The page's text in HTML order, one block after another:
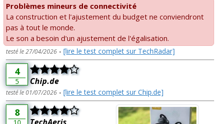
Problèmes mineurs de connectivité
La construction et l'ajustement du budget ne conviendront
pas à tout le monde.
Le son a besoin d'un ajustement de l'égalisation.
testé le 27/04/2026 - [lire le test complet sur TechRadar]
4
5 Chip.de
testé le 01/07/2026 - [lire le test complet sur Chip.de]
8
10